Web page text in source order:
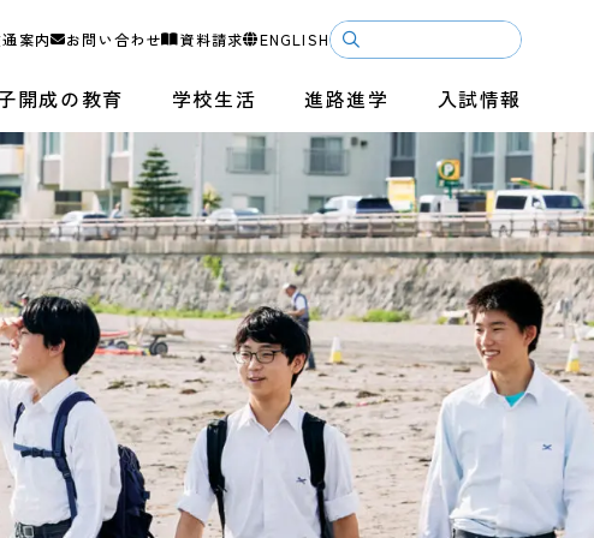
開成の教育 学校生活 進路進学 入試情報
案内 お問い合わせ 資料請求 ENGLISH